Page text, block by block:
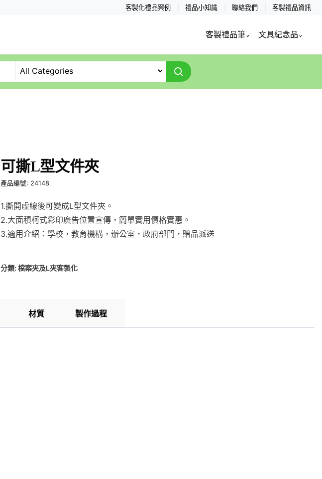
客製化禮品案例 禮品小知識 聯絡我們 客製禮品資訊
客製禮品筆 文具紀念品
可撕L型文件夾
產品編號: 24148
1.撕開虛線後可變成L型文件夾。
2.大面積柯式彩印廣告位置宣傳，簡單實用價格實惠。
3.適用介紹：學校，教育機構，辦公室，政府部門，贈品派送
分類:檔案夾及L夾客製化
材質 製作過程